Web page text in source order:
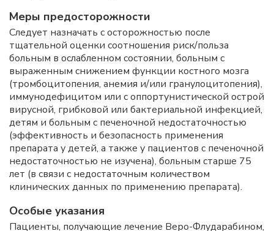
Меры предосторожности
Следует назначать с осторожностью после
тщательной оценки соотношения риск/польза
больным в ослабленном состоянии, больным с
выраженным снижением функции костного мозга
(тромбоцитопения, анемия и/или гранулоцитопения),
иммунодефицитом или с оппортунистической острой
вирусной, грибковой или бактериальной инфекцией,
детям и больным с печеночной недостаточностью
(эффективность и безопасность применения
препарата у детей, а также у пациентов с печеночной
недостаточностью не изучена), больным старше 75
лет (в связи с недостаточным количеством
клинических данных по применению препарата).
Особые указания
Пациенты, получающие лечение Веро-Флударабином,